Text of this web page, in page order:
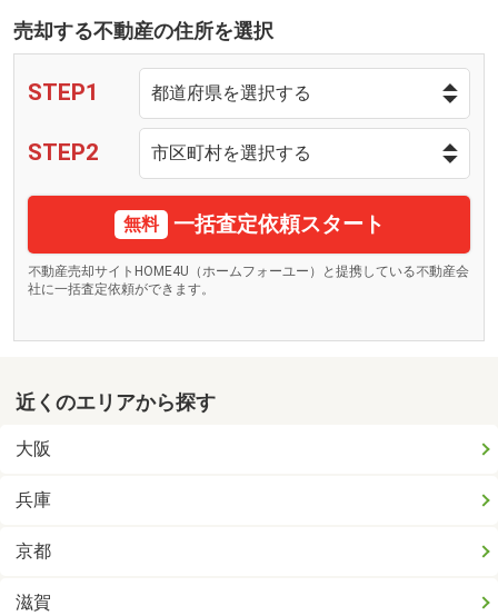
売却する不動産の住所を選択
STEP1
STEP2
無料 一括査定依頼スタート
不動産売却サイトHOME4U（ホームフォーユー）と提携している不動産会
社に一括査定依頼ができます。
近くのエリアから探す
大阪
兵庫
京都
滋賀